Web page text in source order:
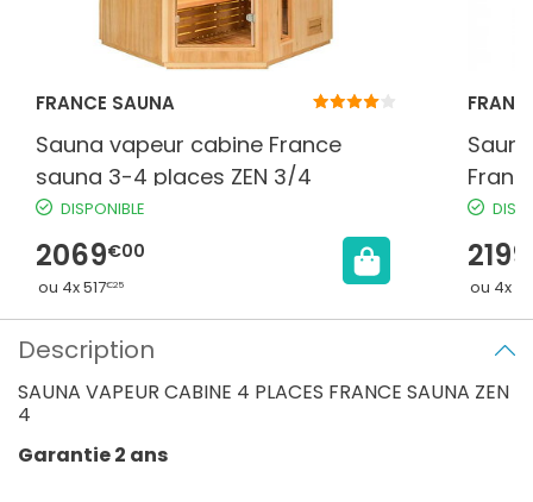
FRANCE SAUNA
Sauna vapeur cabine France
sauna 3-4 places ZEN 3/4
DISPONIBLE
2069€00
ou 4x 517€25
2199
ou 4x
Description
SAUNA VAPEUR CABINE 4 PLACES FRANCE SAUNA ZEN
4
Garantie 2 ans